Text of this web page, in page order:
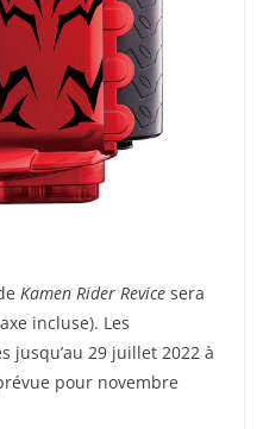
Kamen Rider Revice sera
incluse). Les
jusqu’au 29 juillet 2022 à
pour novembre